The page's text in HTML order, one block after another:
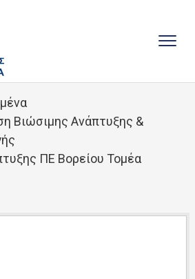
Βιώσιμης Ανάπτυξης &
ΠΕ Βορείου Τομέα